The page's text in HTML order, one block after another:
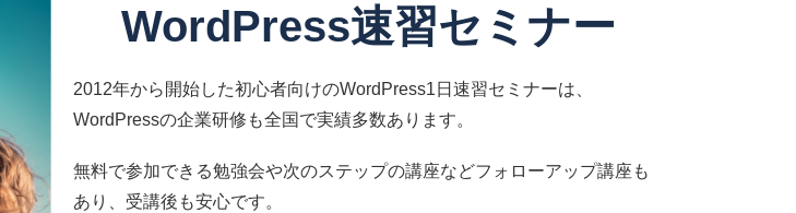
WordPress速習セミナー
2012年から開始した初心者向けのWordPress1日速習セミナーは、
WordPressの企業研修も全国で実績多数あります。
無料で参加できる勉強会や次のステップの講座などフォローアップ講座も
あり、受講後も安心です。